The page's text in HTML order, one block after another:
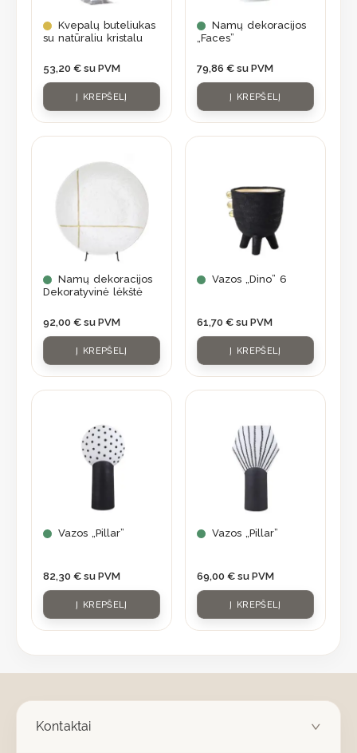
Kvepalų buteliukas
su natūraliu kristalu
53,20 € su PVM
Į KREPŠELĮ
Namų dekoracijos
„Faces”
79,86 € su PVM
Į KREPŠELĮ
Namų dekoracijos
Dekoratyvinė lėkštė
92,00 € su PVM
Į KREPŠELĮ
Vazos „Dino” 6
61,70 € su PVM
Į KREPŠELĮ
Vazos „Pillar”
82,30 € su PVM
Į KREPŠELĮ
Vazos „Pillar”
69,00 € su PVM
Į KREPŠELĮ
Kontaktai